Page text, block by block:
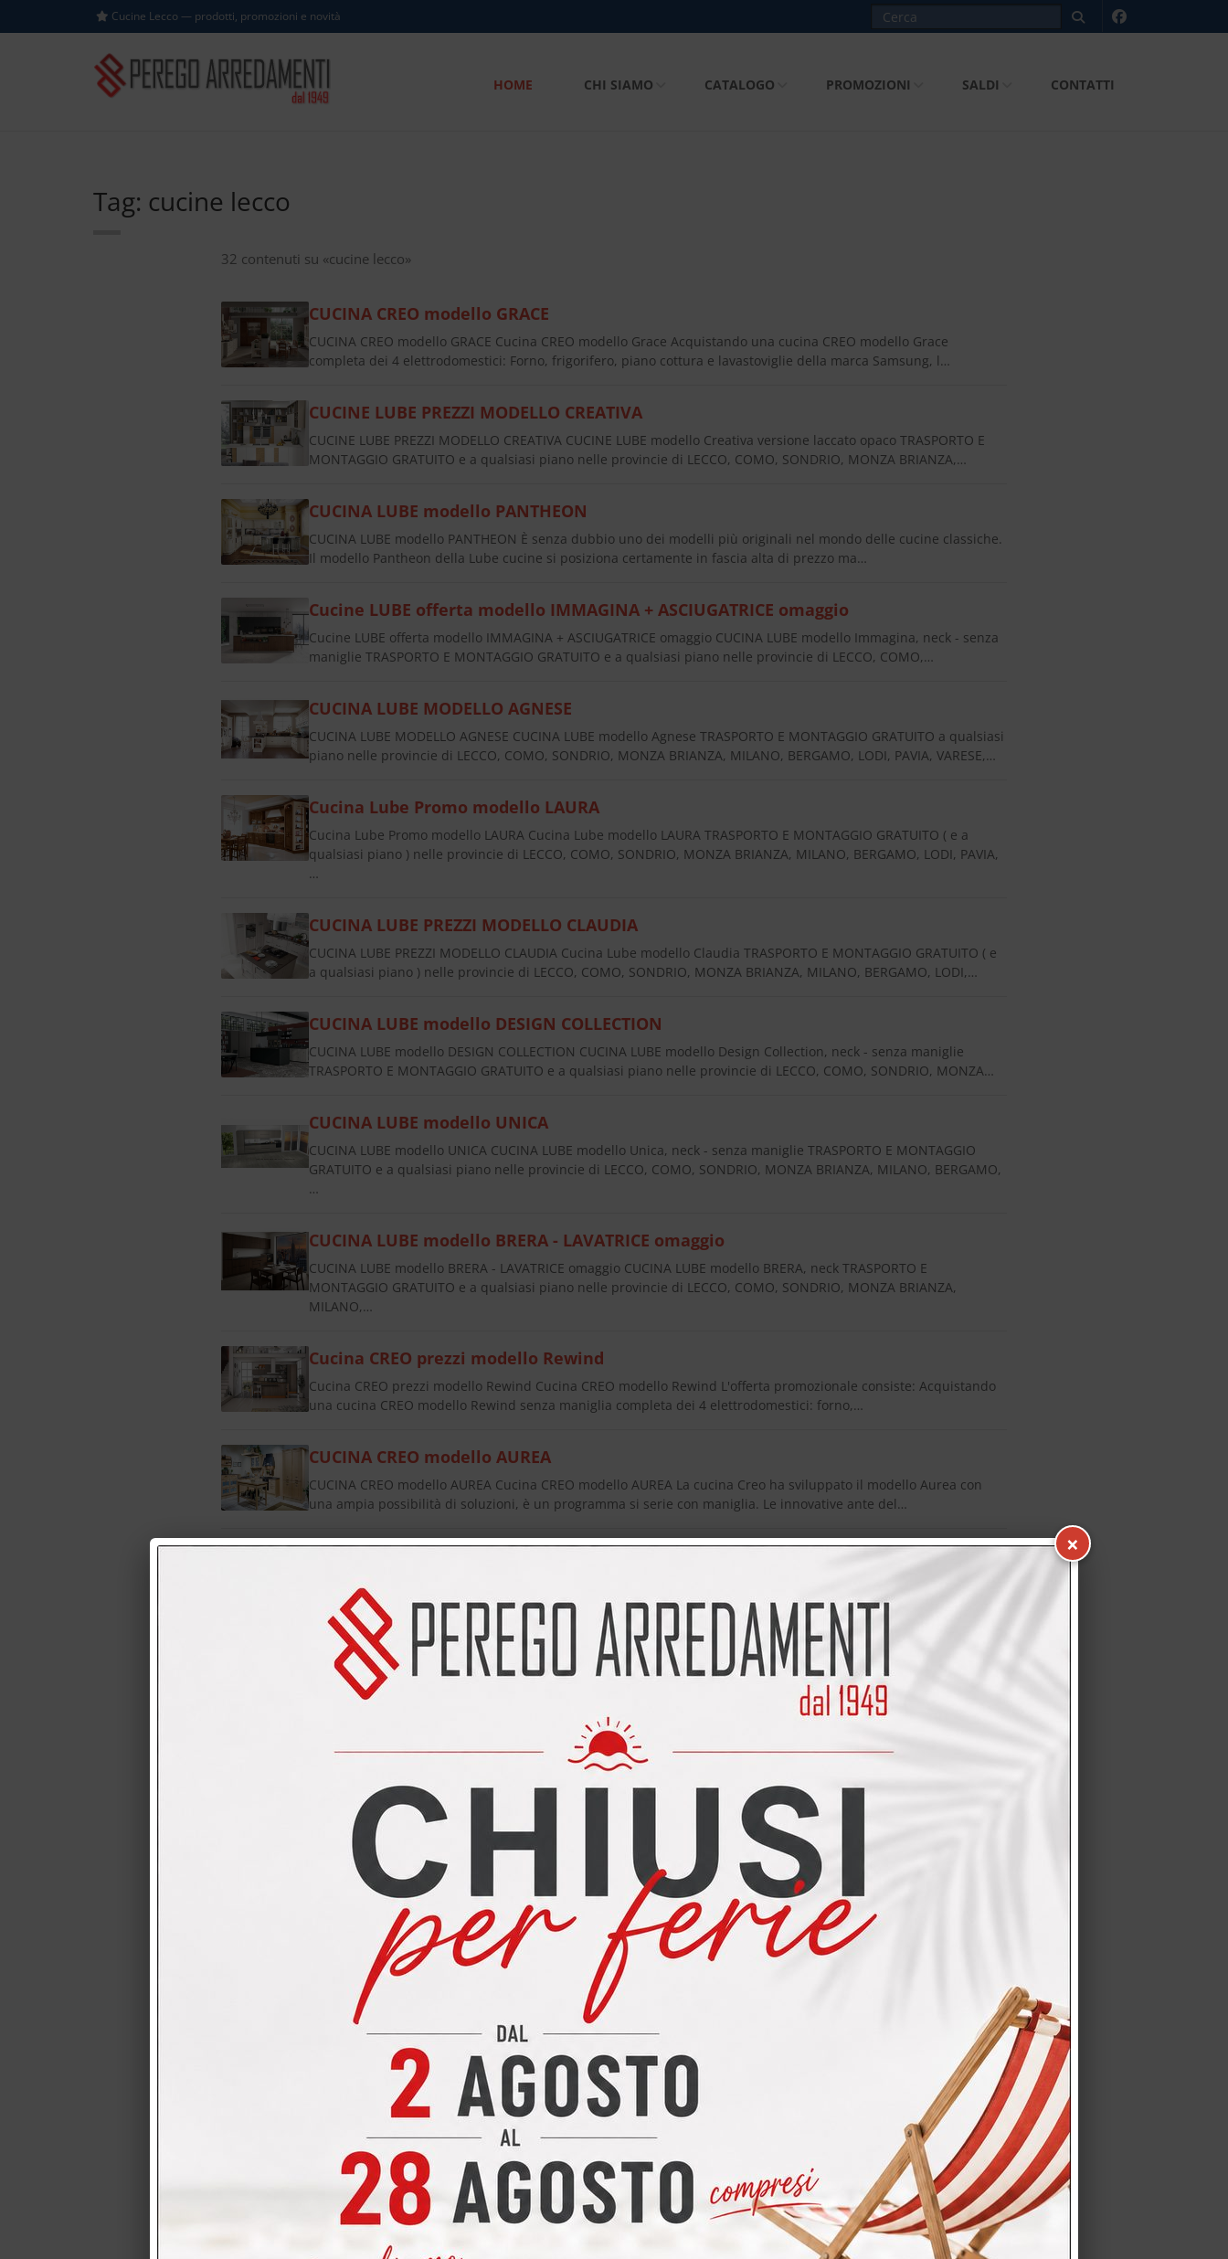
Cucine Lecco — prodotti, promozioni e novità
HOME CHI SIAMO CATALOGO PROMOZIONI SALDI CONTATTI
Tag: cucine lecco
32 contenuti su «cucine lecco»
CUCINA CREO modello GRACE
CUCINA CREO modello GRACE Cucina CREO modello Grace Acquistando una cucina CREO modello Grace
completa dei 4 elettrodomestici: Forno, frigorifero, piano cottura e lavastoviglie della marca Samsung, l…
CUCINE LUBE PREZZI MODELLO CREATIVA
CUCINE LUBE PREZZI MODELLO CREATIVA CUCINE LUBE modello Creativa versione laccato opaco TRASPORTO E
MONTAGGIO GRATUITO e a qualsiasi piano nelle provincie di LECCO, COMO, SONDRIO, MONZA BRIANZA,…
CUCINA LUBE modello PANTHEON
CUCINA LUBE modello PANTHEON È senza dubbio uno dei modelli più originali nel mondo delle cucine classiche.
Il modello Pantheon della Lube cucine si posiziona certamente in fascia alta di prezzo ma…
Cucine LUBE offerta modello IMMAGINA + ASCIUGATRICE omaggio
Cucine LUBE offerta modello IMMAGINA + ASCIUGATRICE omaggio CUCINA LUBE modello Immagina, neck - senza
maniglie TRASPORTO E MONTAGGIO GRATUITO e a qualsiasi piano nelle provincie di LECCO, COMO,…
CUCINA LUBE MODELLO AGNESE
CUCINA LUBE MODELLO AGNESE CUCINA LUBE modello Agnese TRASPORTO E MONTAGGIO GRATUITO a qualsiasi
piano nelle provincie di LECCO, COMO, SONDRIO, MONZA BRIANZA, MILANO, BERGAMO, LODI, PAVIA, VARESE,…
Cucina Lube Promo modello LAURA
Cucina Lube Promo modello LAURA Cucina Lube modello LAURA TRASPORTO E MONTAGGIO GRATUITO ( e a
qualsiasi piano ) nelle provincie di LECCO, COMO, SONDRIO, MONZA BRIANZA, MILANO, BERGAMO, LODI, PAVIA,
…
CUCINA LUBE PREZZI MODELLO CLAUDIA
CUCINA LUBE PREZZI MODELLO CLAUDIA Cucina Lube modello Claudia TRASPORTO E MONTAGGIO GRATUITO ( e
a qualsiasi piano ) nelle provincie di LECCO, COMO, SONDRIO, MONZA BRIANZA, MILANO, BERGAMO, LODI,…
CUCINA LUBE modello DESIGN COLLECTION
CUCINA LUBE modello DESIGN COLLECTION CUCINA LUBE modello Design Collection, neck - senza maniglie
TRASPORTO E MONTAGGIO GRATUITO e a qualsiasi piano nelle provincie di LECCO, COMO, SONDRIO, MONZA…
CUCINA LUBE modello UNICA
CUCINA LUBE modello UNICA CUCINA LUBE modello Unica, neck - senza maniglie TRASPORTO E MONTAGGIO
GRATUITO e a qualsiasi piano nelle provincie di LECCO, COMO, SONDRIO, MONZA BRIANZA, MILANO, BERGAMO,
…
CUCINA LUBE modello BRERA - LAVATRICE omaggio
CUCINA LUBE modello BRERA - LAVATRICE omaggio CUCINA LUBE modello BRERA, neck TRASPORTO E
MONTAGGIO GRATUITO e a qualsiasi piano nelle provincie di LECCO, COMO, SONDRIO, MONZA BRIANZA,
MILANO,…
Cucina CREO prezzi modello Rewind
Cucina CREO prezzi modello Rewind Cucina CREO modello Rewind L'offerta promozionale consiste: Acquistando
una cucina CREO modello Rewind senza maniglia completa dei 4 elettrodomestici: forno,…
CUCINA CREO modello AUREA
CUCINA CREO modello AUREA Cucina CREO modello AUREA La cucina Creo ha sviluppato il modello Aurea con
una ampia possibilità di soluzioni, è un programma si serie con maniglia. Le innovative ante del…
CUCINA CREO modello OPRAH Cucina CREO modello Oprah Acquistando una cucina CREO modello Oprah
completa dei 4 elettrodomestici: Forno, frigorifero, piano cottura e lavastoviglie della marca Samsung, l…
CUCINA CREO modello SELMA
CUCINA CREO modello SELMA Cucina CREO modello Selma Acquistando una cucina CREO modello Oprah
completa dei 4 elettrodomestici: Forno, frigorifero, piano cottura e lavastoviglie della marca Samsung, l…
CUCINA LUBE PREZZI MODELLO GALLERY
CUCINA LUBE PREZZI MODELLO GALLERY Cucina Lube modello Gallery TRASPORTO E MONTAGGIO GRATUITO e a
qualsiasi piano nelle provincie di LECCO, COMO, SONDRIO, MONZA BRIANZA, MILANO, BERGAMO, LODI, PAVIA,…
CUCINA CREO L=425cm. con FRIGO SAMSUNG 75 cm + TOP GRES + ASCIUGATRICE
omaggio
CUCINA CREO L=425cm. con FRIGO SAMSUNG 75 cm + TOP GRES + ASCIUGATRICE omaggio Cucina CREO modello
TABLET con alte caratteristiche L'offerta promozionale della cucina CREO modello TABLET si riferisce…
Cucine LUBE Prezzi dei Modelli
Cucine LUBE Prezzi dei Modelli Prezzi cucine Lube: richiedi le quotazioni disponibili da Perego Arredamenti I
prezzi delle cucine Lube e Creo sono disponibili su richiesta. È sufficiente cliccare sul…
Cucine LUBE prezzi modello VERONICA
Cucine LUBE prezzi modello VERONICA Cucina Lube modello Veronica TRASPORTO E MONTAGGIO GRATUITO a
qualsiasi piano nelle provincie di LECCO, COMO, SONDRIO, MONZA BRIANZA, MILANO, BERGAMO, LODI, PAVIA,…
CUCINA CREO modello IRIS
CUCINA CREO modello IRIS Offerta promozionale per la cucina CREO modello Iris: Acquista una cucina CREO
modello Iris completa dei seguenti elettrodomestici: forno, frigorifero, piano cottura e…
×